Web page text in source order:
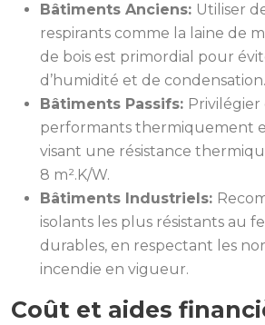
Bâtiments Anciens: Utiliser
respirants comme la laine de
de bois est primordial pour
d’humidité et de condensation.
Bâtiments Passifs: Privilégier
performants thermiquement
visant une résistance
8 m².K/W.
Bâtiments Industriels:
isolants les plus résistants au
durables, en respectant les
incendie en vigueur.
Coût et aides